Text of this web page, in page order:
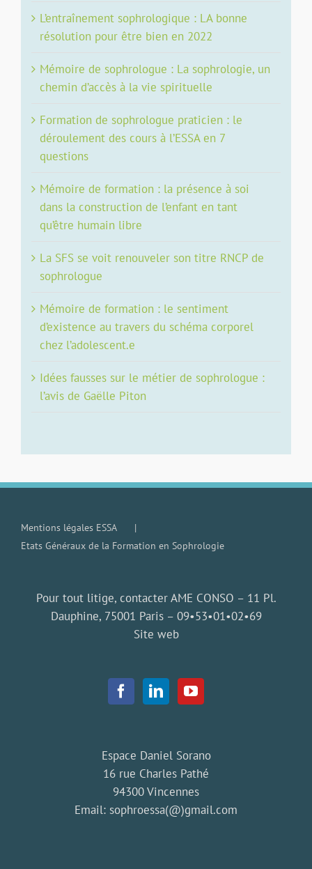
L’entraînement sophrologique : LA bonne
résolution pour être bien en 2022
Mémoire de sophrologue : La sophrologie, un
chemin d’accès à la vie spirituelle
Formation de sophrologue praticien : le
déroulement des cours à l’ESSA en 7
questions
Mémoire de formation : la présence à soi
dans la construction de l’enfant en tant
qu’être humain libre
La SFS se voit renouveler son titre RNCP de
sophrologue
Mémoire de formation : le sentiment
d’existence au travers du schéma corporel
chez l’adolescent.e
Idées fausses sur le métier de sophrologue :
l’avis de Gaëlle Piton
Mentions légales ESSA
Etats Généraux de la Formation en Sophrologie
Pour tout litige, contacter AME CONSO – 11 Pl.
Dauphine, 75001 Paris – 09•53•01•02•69
Site web
Espace Daniel Sorano
16 rue Charles Pathé
94300 Vincennes
Email: sophroessa(@)gmail.com